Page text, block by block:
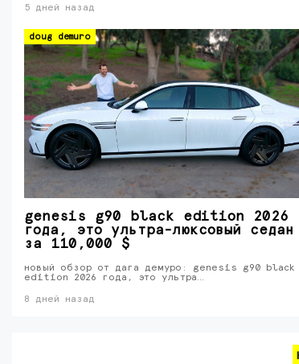
5 дней назад
doug demuro
genesis g90 black edition 2026
года, это ультра-люксовый седан
за 110,000 $
новый обзор от дага демуро: genesis g90 black
edition 2026 года, это ультра…
8 дней назад